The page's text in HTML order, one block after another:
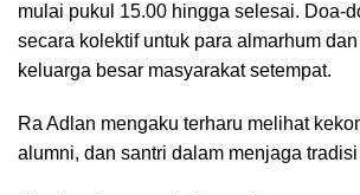
mulai pukul 15.00 hingga selesai. Doa-
secara kolektif untuk para almarhum
keluarga besar masyarakat setempat.
Ra Adlan mengaku terharu melihat
alumni, dan santri dalam menjaga tradisi